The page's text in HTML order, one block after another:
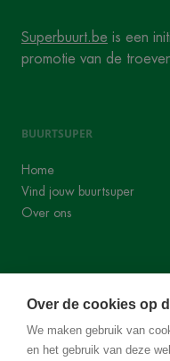
Over de cookies op
We maken gebruik van
en het gebruik van deze
Superbuurt.be is een
promotie van de
BUURTSUPER
Home
Vind jouw buurtsuper
Over ons
SOCIALS